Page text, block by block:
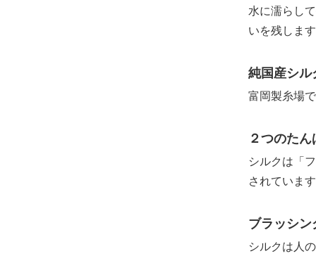
水に濡らし
いを残します
純国産シル
富岡製糸場
２つのた
シルクは「
されていま
ブラッシ
シルクは人